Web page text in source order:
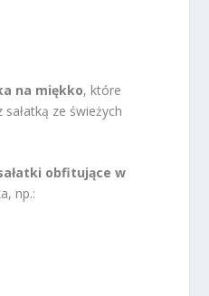
na miękko, które
ze świeżych
obfitujące w
np.: